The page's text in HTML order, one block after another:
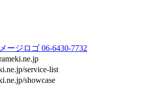
06-6430-7732
service-list
showcase